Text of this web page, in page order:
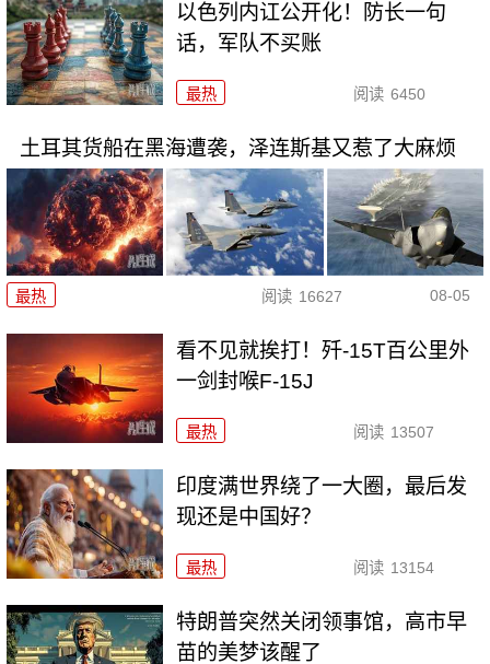
以色列内讧公开化！防长一句
话，军队不买账
最热 阅读 6450
土耳其货船在黑海遭袭，泽连斯基又惹了大麻烦
最热 阅读 16627 08-05
看不见就挨打！歼-15T百公里外
一剑封喉F-15J
最热 阅读 13507
印度满世界绕了一大圈，最后发
现还是中国好？
最热 阅读 13154
特朗普突然关闭领事馆，高市早
苗的美梦该醒了